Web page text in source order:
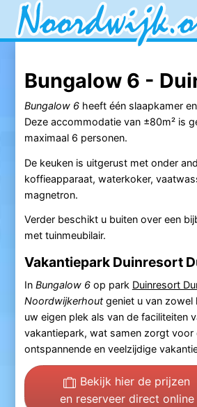
Bungalow 6 -
Bungalow 6heeft één slaapkamer
Deze accommodatie van ±80m² is
maximaal 6 personen.
De keuken is uitgerust met onder
koffieapparaat, waterkoker,
magnetron.
Verder beschikt u buiten over een
met tuinmeubilair.
Vakantiepark Duinresort
In Bungalow 6op park Duinresort
Noordwijkerhoutgeniet u van zowel
uw eigen plek als van de faciliteiten
vakantiepark, wat samen zorgt voor
ontspannende en veelzijdige
Bekijk hier de prijzen
en reserveer direct online